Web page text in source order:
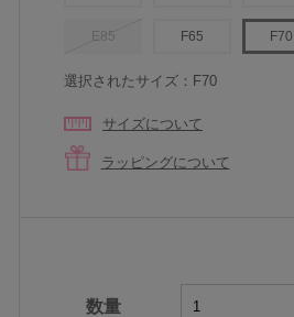
E85 F65 F70
選択されたサイズ：F70
サイズについて
ラッピングについて
数量